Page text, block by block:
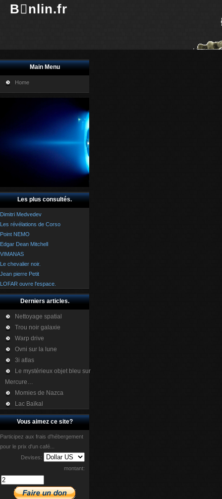
Bnlin.fr
Main Menu
Home
Les plus consultés.
Dimitri Medvedev
Les révélations de Corso
Point NEMO
Edgar Dean Mitchell
VIMANAS
Le chevalier noir.
Jean pierre Petit
LOFAR ouvre l'espace.
Derniers articles.
Nettoyage spatial
Trou noir galaxie
Warp drive
Ovni sur la lune
3i atlas
Le mystérieux objet bleu sur
Mercure…
Momies de Nazca
Lac Baïkal
Vous aimez ce site?
Participez aux frais d'hébergement
pour le prix d'un café...
Devises:
montant: